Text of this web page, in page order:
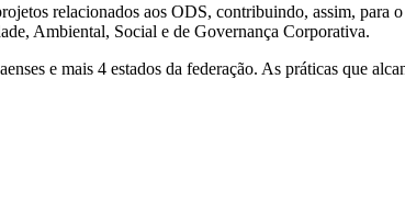
relacionados aos ODS, contribuindo, assim, para
Ambiental, Social e de Governança Corporativa.
e mais 4 estados da federação. As práticas que